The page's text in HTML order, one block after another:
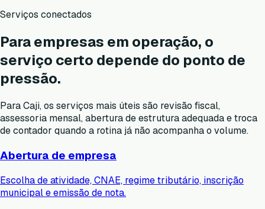
Serviços conectados
Para empresas em operação, o
serviço certo depende do ponto de
pressão.
Para Caji, os serviços mais úteis são revisão fiscal,
assessoria mensal, abertura de estrutura adequada e troca
de contador quando a rotina já não acompanha o volume.
Abertura de empresa
Escolha de atividade, CNAE, regime tributário, inscrição
municipal e emissão de nota.